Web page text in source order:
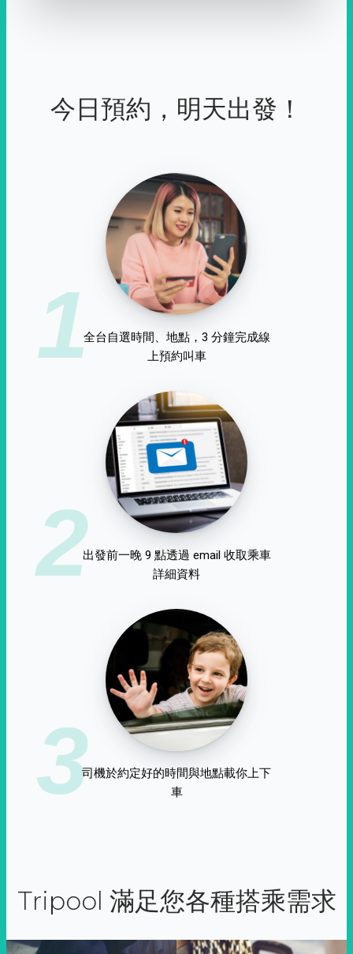
今日預約，明天出發！
1全台自選時間、地點，3 分鐘完成線
上預約叫車
2出發前一晚 9 點透過 email 收取乘車
詳細資料
3司機於約定好的時間與地點載你上下
車
Tripool 滿足您各種搭乘需求